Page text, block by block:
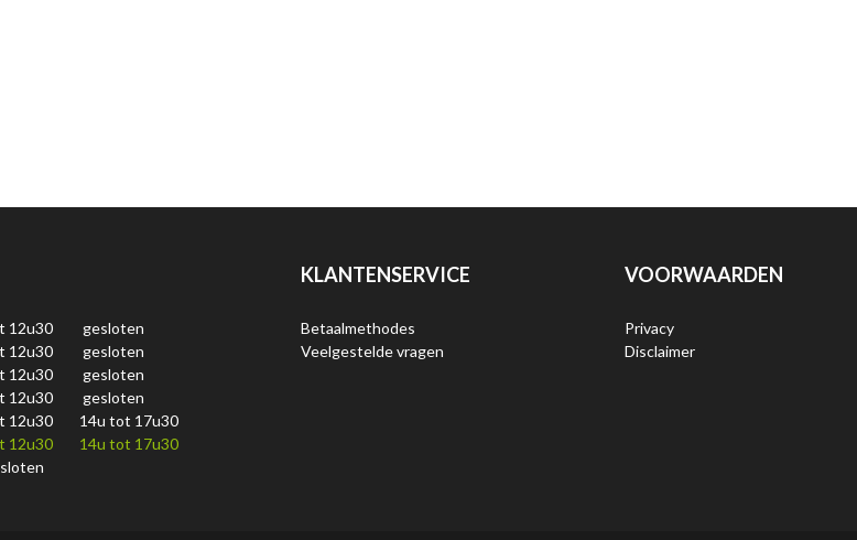
12u30
gesloten
12u30
gesloten
12u30
gesloten
12u30
gesloten
12u30
14u tot 17u30
12u30
14u tot 17u30
KLANTENSERVICE
Betaalmethodes
Veelgestelde vragen
VOORWAARDEN
Privacy
Disclaimer